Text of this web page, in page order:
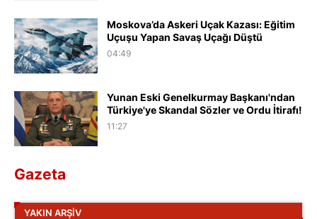
Moskova’da Askeri Uçak Kazası: Eğitim
Uçuşu Yapan Savaş Uçağı Düştü
04:49
Yunan Eski Genelkurmay Başkanı'ndan
Türkiye'ye Skandal Sözler ve Ordu İtirafı!
11:27
Gazeta
YAKIN ARŞIV